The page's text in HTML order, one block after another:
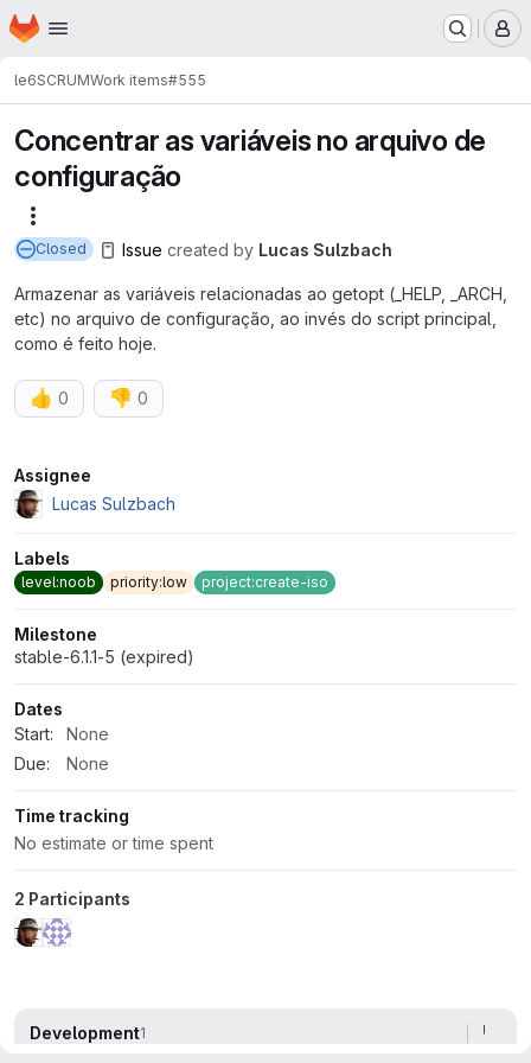
Skip to main content
Homepage
le6SCRUMWork items#555
Concentrar as variáveis no arquivo de
configuração
Closed Issue created by Lucas Sulzbach
Armazenar as variáveis relacionadas ao getopt (_HELP, _ARCH,
etc) no arquivo de configuração, ao invés do script principal,
como é feito hoje.
👍 0 👎 0
Attributes
Assignee
Lucas Sulzbach
Labels
level:noob priority:low project:create-iso
Milestone
stable-6.1.1-5 (expired)
Dates
Start:
None
Due:
None
Time tracking
No estimate or time spent
2 Participants
Development1